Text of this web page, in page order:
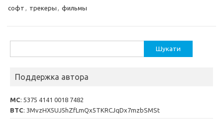
софт , трекеры , фильмы
Поддержка автора
MC: 5375 4141 0018 7482
BTC: 3MvzHX5UJ5hZfLmQx5TKRCJqDx7mzbSMSt